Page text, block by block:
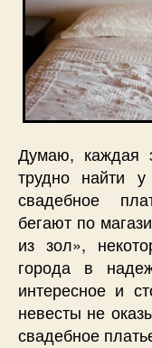
Думаю, каждая
трудно найти
свадебное
бегают по
из зол»,
города в
интересное и
невесты не
свадебное